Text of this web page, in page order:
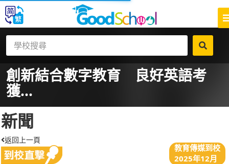
創新結合數字教育 良好英語考
獲...
新聞
返回上一頁
教育傳媒到校
2025年12月